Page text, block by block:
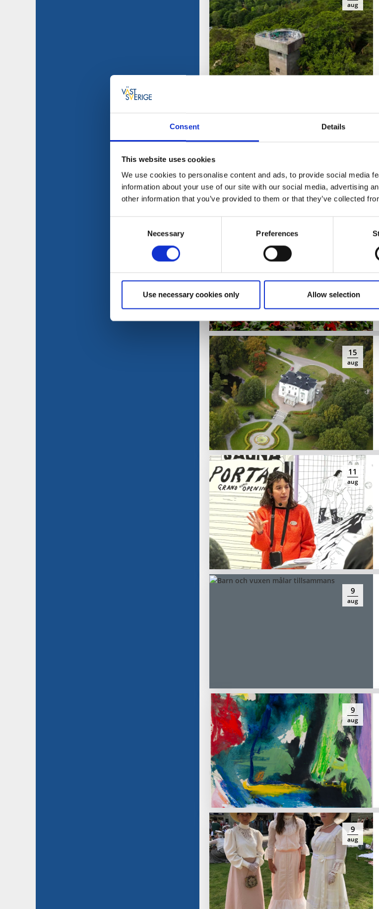
Consent Details
This website uses cookies
We use cookies to personalise content and ads, to provide social media
information about your use of our site with our social media, advertising
other information that you’ve provided to them or that they’ve collected
Necessary Preferences
Use necessary cookies only Allow selection
aug
9
15
aug
11
aug
9
aug
9
aug
9
aug